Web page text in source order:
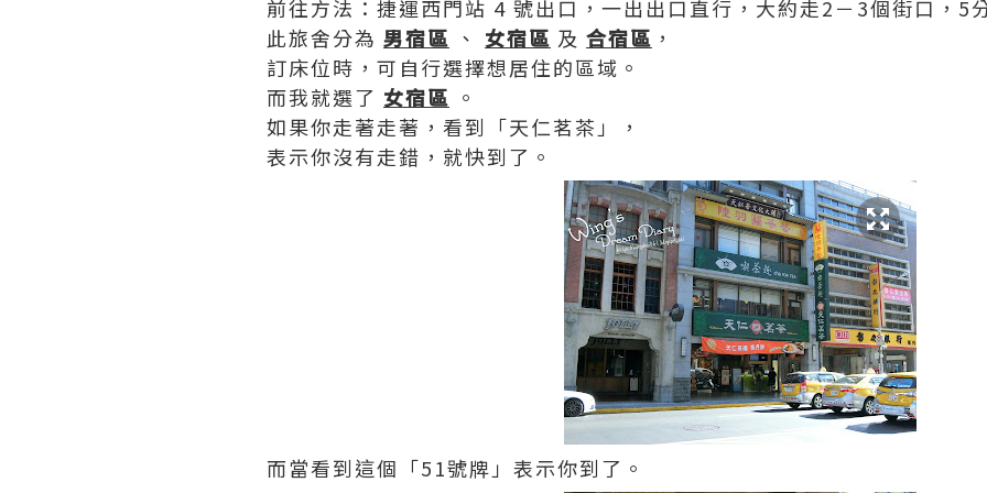
前往方法：捷運西門站 4 號出口，一出出口直行，大約走2－3個街口，5
此旅舍分為 男宿區 、 女宿區 及 合宿區 ，
訂床位時，可自行選擇想居住的區域。
而我就選了 女宿區 。
如果你走著走著，看到「天仁茗茶」，
表示你沒有走錯，就快到了。
而當看到這個「51號牌」表示你到了。